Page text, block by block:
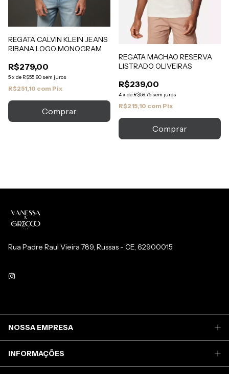
REGATA CALVIN KLEIN JEANS
RIBANA LOGO MONOGRAM
R$279,00
5x de R$55,80 sem juros
R$251,10 com Pix
Comprar
REGATA MACHAO RESERVA
LISTRADO OLIVEIRAS
R$239,00
4x de R$59,75 sem juros
R$215,10 com Pix
Comprar
Rua Padre Raul Vieira 789, Russas - CE, 62900015
NOSSA EMPRESA
INFORMAÇÕES